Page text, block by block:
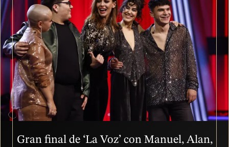
Gran final de ‘La Voz’ con Manuel, Alan,